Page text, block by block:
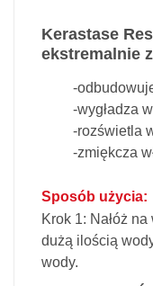
Kerastase
ekstremalnie
-
-wygładza
-rozświetla
-zmiękcza
Sposób użycia:
Krok 1: Nałóż
dużą ilością
wody.